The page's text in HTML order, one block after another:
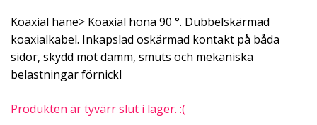
Koaxial hane> Koaxial hona 90 °. Dubbelskärmad
koaxialkabel. Inkapslad oskärmad kontakt på båda
sidor, skydd mot damm, smuts och mekaniska
belastningar förnickl
Produkten är tyvärr slut i lager. :(